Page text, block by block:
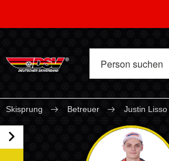
Skisprung Betreuer Justin Lisso